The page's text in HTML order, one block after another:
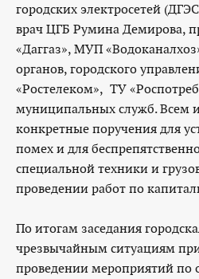
городских электросетей
врач ЦГБ Румина Демирова,
«Даггаз», МУП
органов, городского
«Ростелеком», ТУ
муниципальных служб. Всем
конкретные поручения для
помех и для
специальной техники и
проведении работ по
По итогам заседания
чрезвычайным ситуациям
проведении мероприятий по